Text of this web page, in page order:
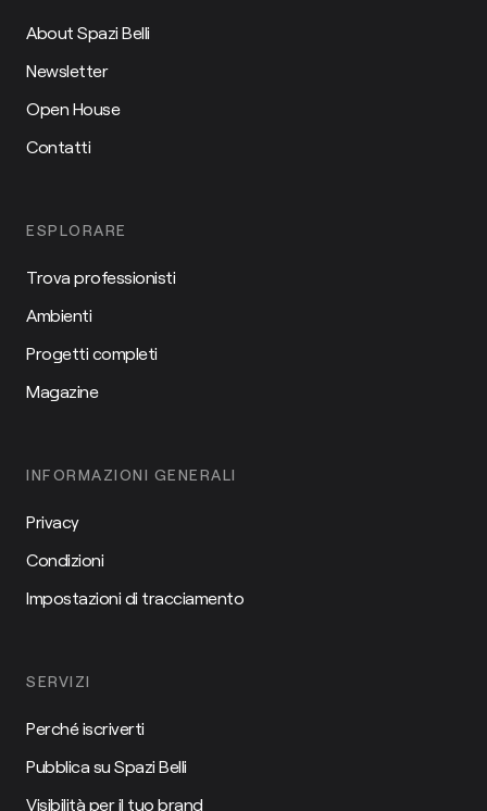
About Spazi Belli
Newsletter
Open House
Contatti
ESPLORARE
Trova professionisti
Ambienti
Progetti completi
Magazine
INFORMAZIONI GENERALI
Privacy
Condizioni
Impostazioni di tracciamento
SERVIZI
Perché iscriverti
Pubblica su Spazi Belli
Visibilità per il tuo brand